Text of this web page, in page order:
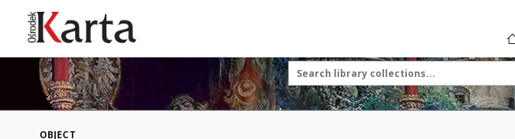
OBJECT
Save the priceless
testimonies of the
20th century
These materials are available free